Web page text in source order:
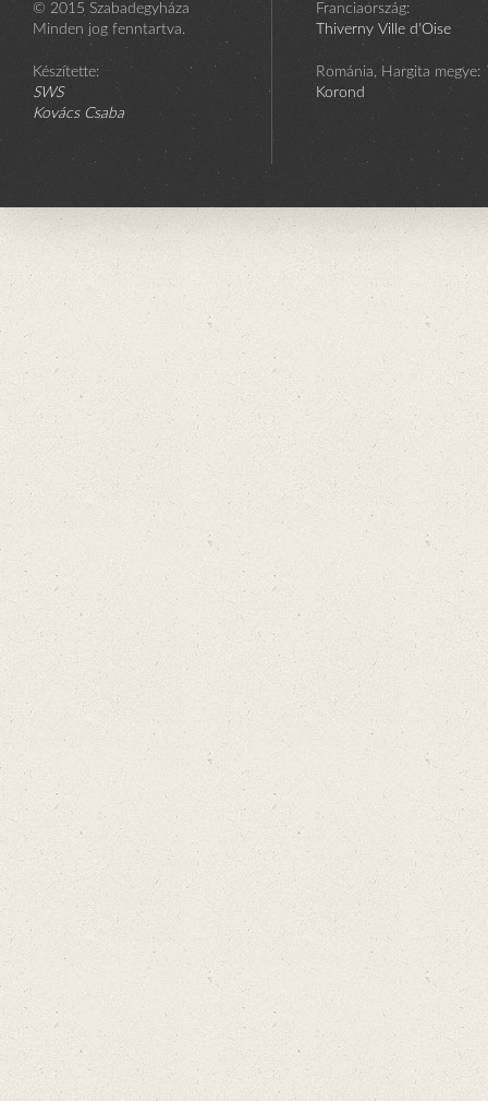
© 2015 Szabadegyháza
Minden jog fenntartva.
Készítette:
SWS
Kovács Csaba
Franciaország:
Thiverny Ville d'Oise
Románia, Hargita megye:
Korond